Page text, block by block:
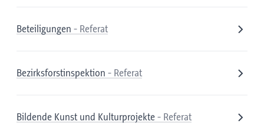
Beteiligungen - Referat
Bezirksforstinspektion - Referat
Bildende Kunst und Kulturprojekte - Referat